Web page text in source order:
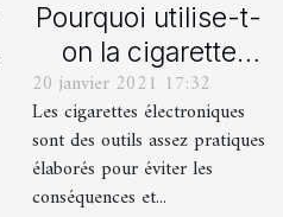
Pourquoi utilise-t-
on la cigarette
électronique
20 janvier 2021 17:32
Les cigarettes électroniques
sont des outils assez pratiques
élaborés pour éviter les
conséquences et...